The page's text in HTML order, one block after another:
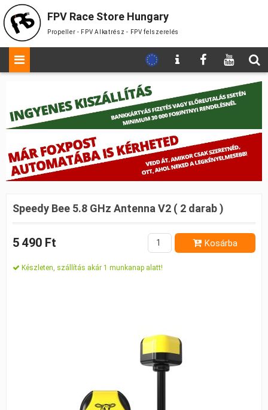
FPV Race Store Hungary
Propeller - FPV Alkatrész - FPV felszerelés
Speedy Bee 5.8 GHz Antenna V2 ( 2 darab )
5 490 Ft Kosárba
Készleten, szállítás akár 1 munkanap alatt!